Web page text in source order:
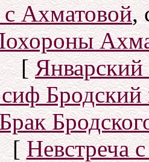
Ахматовой,
[Январский
Бродский
[Невстреча